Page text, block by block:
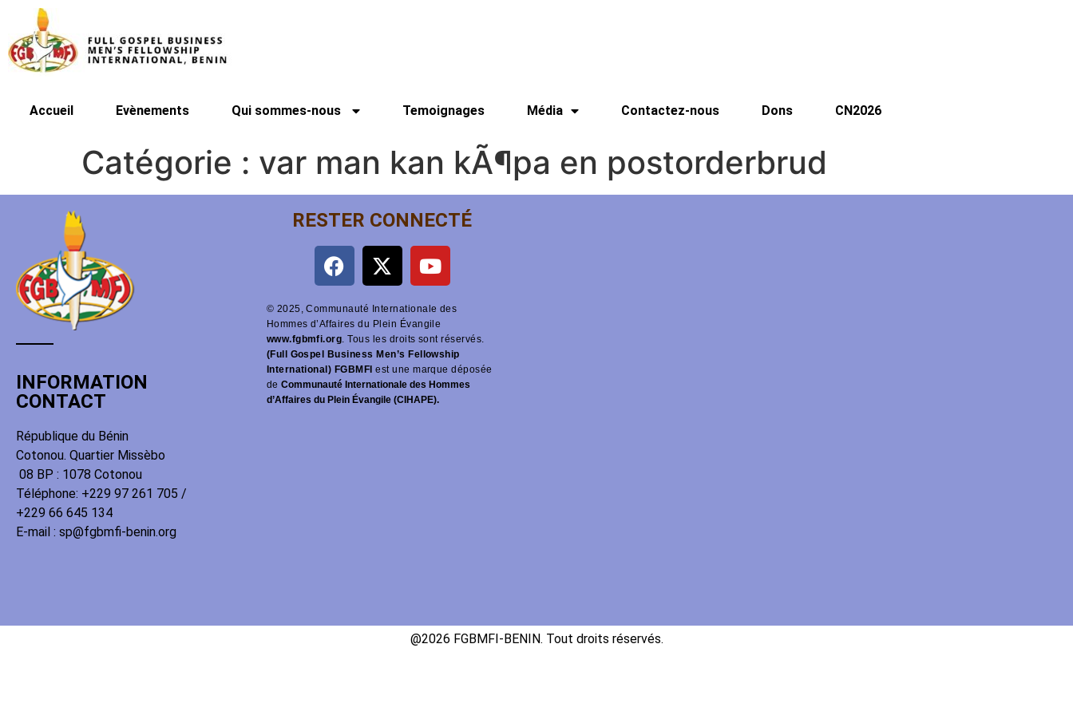
Accueil Evènements Qui sommes-nous Temoignages Média Contactez-nous Dons CN2026
Catégorie : var man kan kÃ¶pa en postorderbrud
INFORMATION
CONTACT
République du Bénin
Cotonou. Quartier Missèbo
08 BP : 1078 Cotonou
Téléphone: +229 97 261 705 /
+229 66 645 134
E-mail : sp@fgbmfi-benin.org
RESTER CONNECTÉ
© 2025, Communauté Internationale des
Hommes d’Affaires du Plein Évangile
www.fgbmfi.org. Tous les droits sont réservés.
(Full Gospel Business Men’s Fellowship
International) FGBMFI est une marque déposée
deCommunauté Internationale des Hommes
d’Affaires du Plein Évangile (CIHAPE).
@2026 FGBMFI-BENIN. Tout droits réservés.